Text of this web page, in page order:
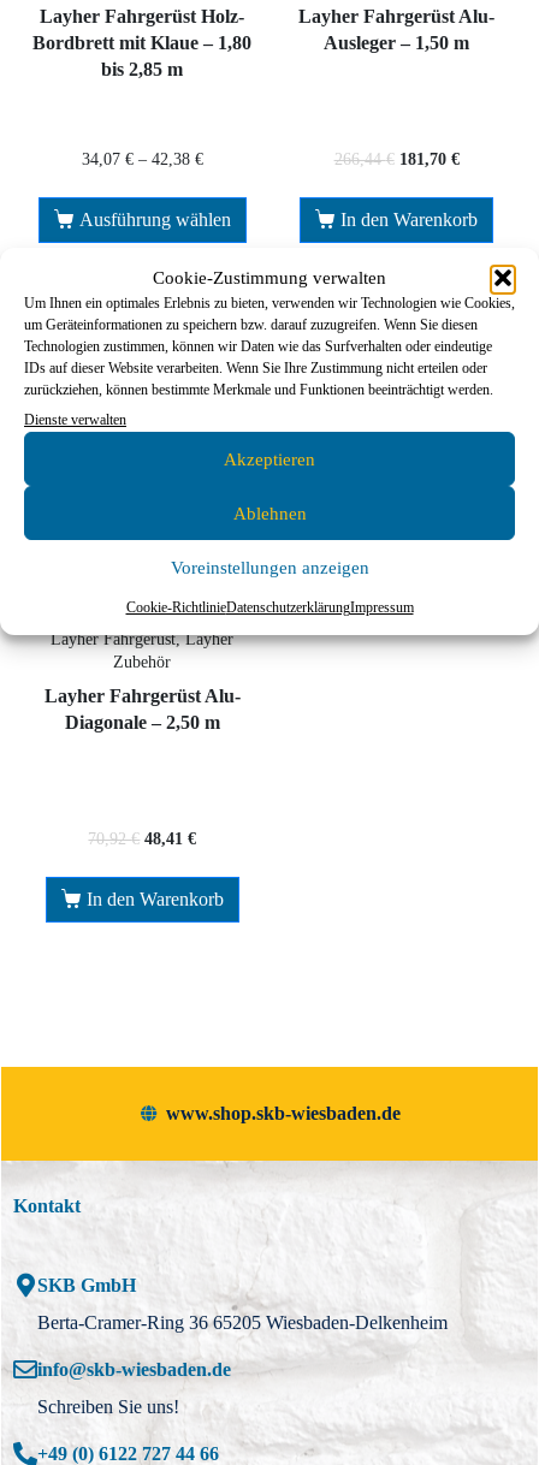
Cookie-Zustimmung verwalten
Um Ihnen ein optimales Erlebnis zu bieten, verwenden wir Technologien wie Cookies,
um Geräteinformationen zu speichern bzw. darauf zuzugreifen. Wenn Sie diesen
Technologien zustimmen, können wir Daten wie das Surfverhalten oder eindeutige
IDs auf dieser Website verarbeiten. Wenn Sie Ihre Zustimmung nicht erteilen oder
zurückziehen, können bestimmte Merkmale und Funktionen beeinträchtigt werden.
Dienste verwalten
Akzeptieren
Ablehnen
Voreinstellungen anzeigen
Cookie-RichtlinieDatenschutzerklärungImpressum
Layher Fahrgerüst Holz-
Bordbrett mit Klaue – 1,80
bis 2,85 m
34,07 € – 42,38 €
Ausführung wählen
Layher Fahrgerüst Alu-
Ausleger – 1,50 m
266,44€ 181,70 €
In den Warenkorb
Layher Ausbau- und Einzelteile,
Layher Fahrgerüst, Layher
Zubehör
Layher Fahrgerüst Alu-
Diagonale – 2,50 m
70,92€ 48,41€
In den Warenkorb
www.shop.skb-wiesbaden.de
Kontakt
SKB GmbH
Berta-Cramer-Ring 36 65205 Wiesbaden-Delkenheim
info@skb-wiesbaden.de
Schreiben Sie uns!
+49 (0) 6122 727 44 66